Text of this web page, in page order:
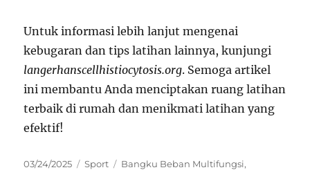
Untuk informasi lebih lanjut mengenai
kebugaran dan tips latihan lainnya, kunjungi
langerhanscellhistiocytosis.org. Semoga artikel
ini membantu Anda menciptakan ruang latihan
terbaik di rumah dan menikmati latihan yang
efektif!
Posted
03/24/2025 Categories
Sport Tags
Bangku Beban Multifungsi,